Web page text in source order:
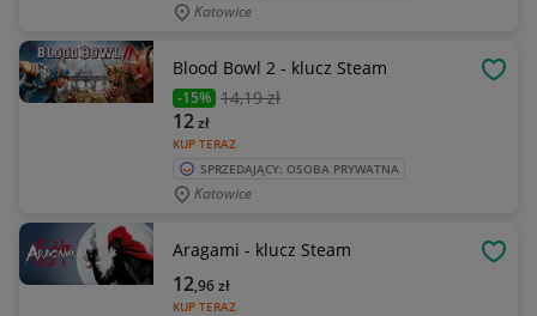
Katowice
Blood Bowl 2 - klucz Steam
-15% 14,19 zł
KUP TERAZ
12zł
SPRZEDAJĄCY: OSOBA PRYWATNA
Katowice
Aragami - klucz Steam
KUP TERAZ
12,96zł